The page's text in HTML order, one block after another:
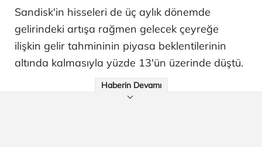
Sandisk'in hisseleri de üç aylık dönemde
gelirindeki artışa rağmen gelecek çeyreğe
ilişkin gelir tahmininin piyasa beklentilerinin
altında kalmasıyla yüzde 13'ün üzerinde düştü.
Haberin Devamı